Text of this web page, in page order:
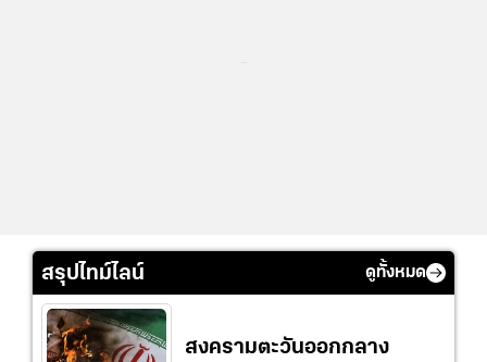
สรุปไทม์ไลน์ ดูทั้งหมด
สงครามตะวันออกกลาง